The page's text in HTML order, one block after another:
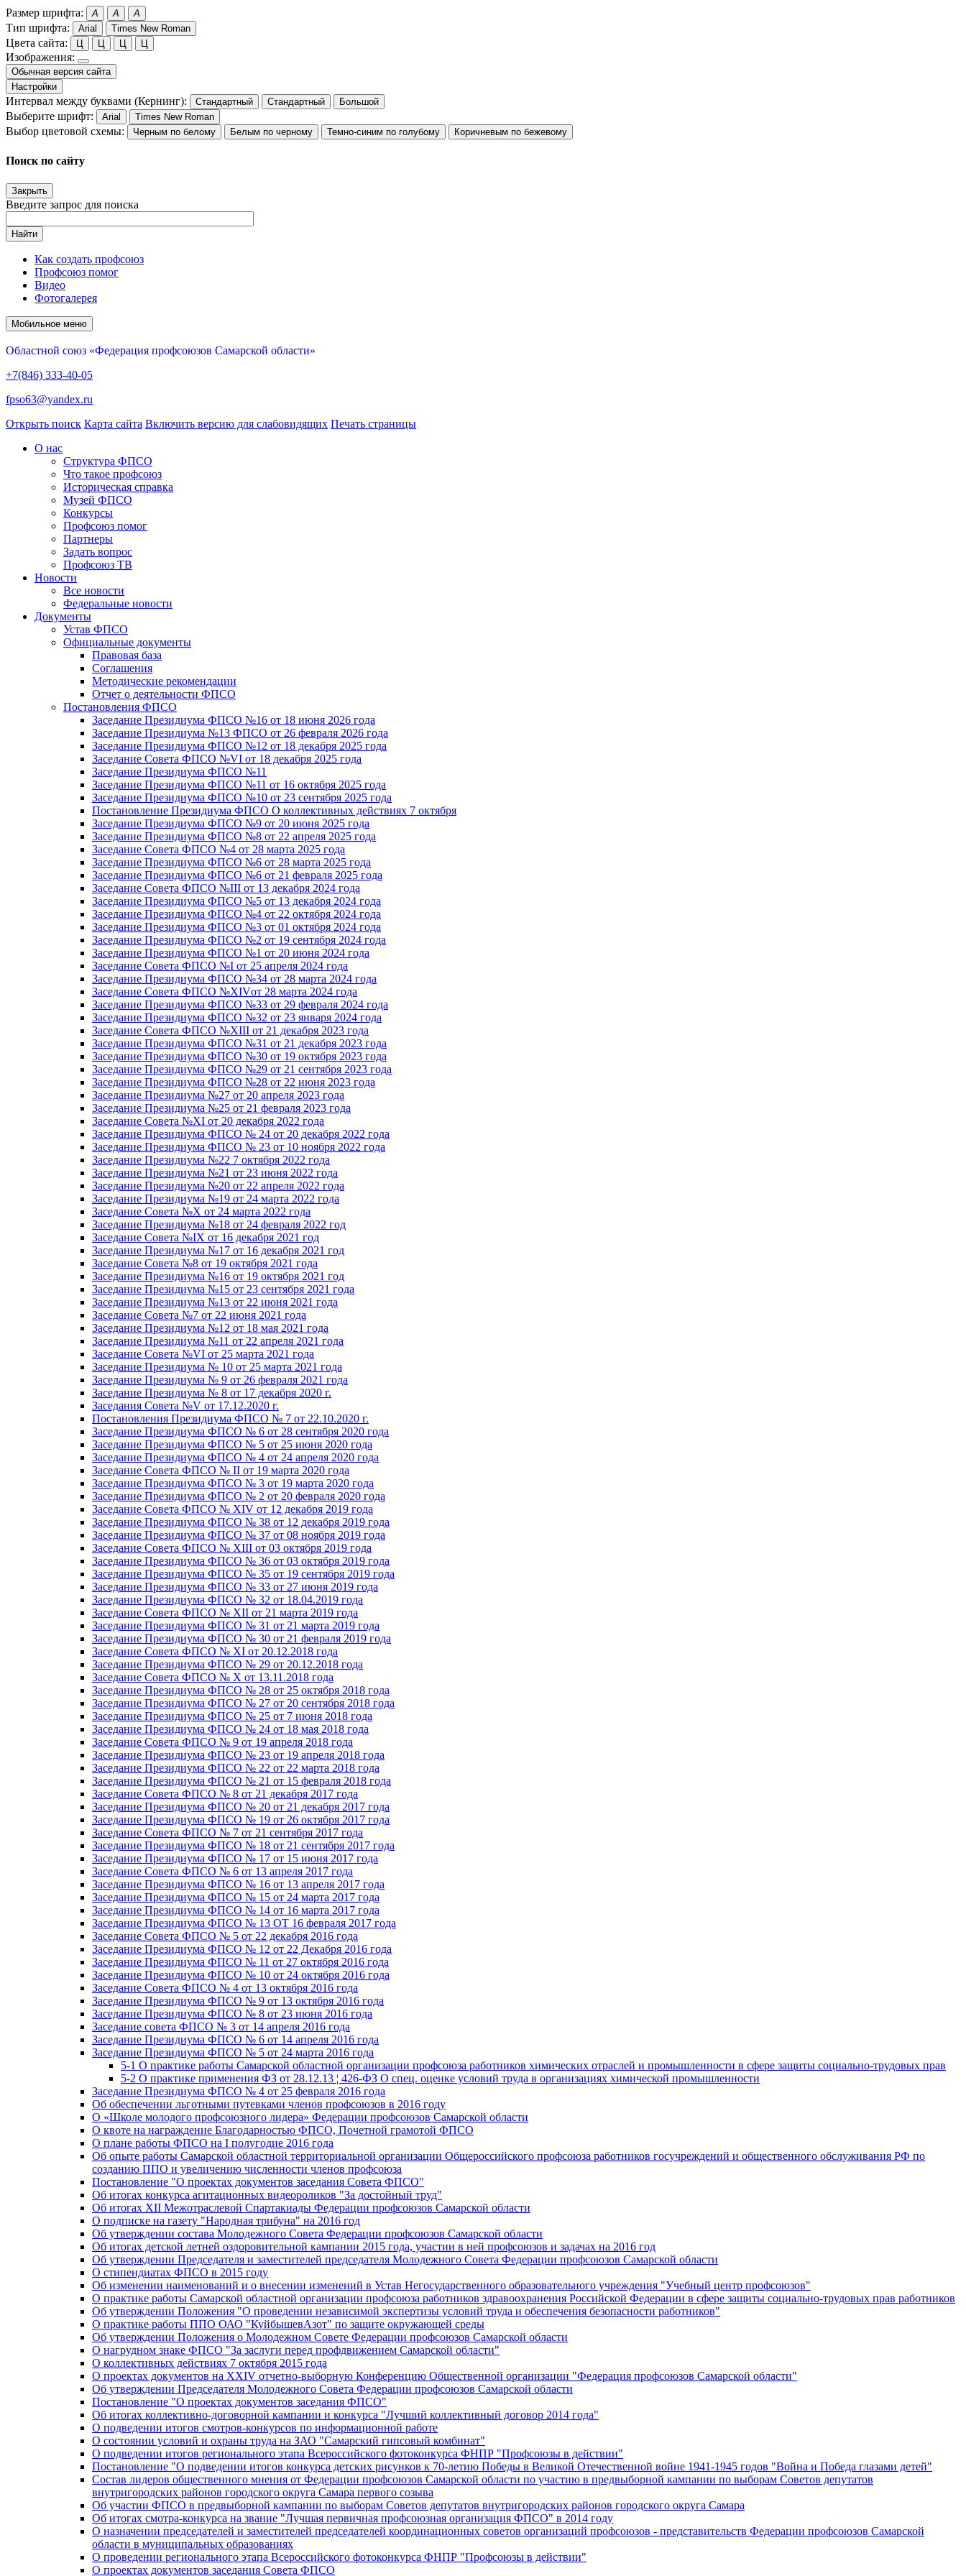
Размер шрифта: A A A
Тип шрифта: Arial Times New Roman
Цвета сайта: Ц Ц Ц Ц
Изображения:
Обычная версия сайта
Настройки
Интервал между буквами (Кернинг): Стандартный Стандартный Большой
Выберите шрифт: Arial Times New Roman
Выбор цветовой схемы: Черным по белому Белым по черному Темно-синим по голубому Коричневым по бежевому
Поиск по сайту
Закрыть
Введите запрос для поиска
Найти
Как создать профсоюз
Профсоюз помог
Видео
Фотогалерея
Мобильное меню
Областной союз «Федерация профсоюзов Самарской области»
+7(846) 333-40-05
fpso63@yandex.ru
Открыть поиск Карта сайта Включить версию для слабовидящих Печать страницы
О нас
Структура ФПСО
Что такое профсоюз
Историческая справка
Музей ФПСО
Конкурсы
Профсоюз помог
Партнеры
Задать вопрос
Профсоюз ТВ
Новости
Все новости
Федеральные новости
Документы
Устав ФПСО
Официальные документы
Правовая база
Соглашения
Методические рекомендации
Отчет о деятельности ФПСО
Постановления ФПСО
Заседание Президиума ФПСО №16 от 18 июня 2026 года
Заседание Президиума №13 ФПСО от 26 февраля 2026 года
Заседание Президиума ФПСО №12 от 18 декабря 2025 года
Заседание Совета ФПСО №VI от 18 декабря 2025 года
Заседание Президиума ФПСО №11
Заседание Президиума ФПСО №11 от 16 октября 2025 года
Заседание Президиума ФПСО №10 от 23 сентября 2025 года
Постановление Президиума ФПСО О коллективных действиях 7 октября
Заседание Президиума ФПСО №9 от 20 июня 2025 года
Заседание Президиума ФПСО №8 от 22 апреля 2025 года
Заседание Совета ФПСО №4 от 28 марта 2025 года
Заседание Президиума ФПСО №6 от 28 марта 2025 года
Заседание Президиума ФПСО №6 от 21 февраля 2025 года
Заседание Совета ФПСО №III от 13 декабря 2024 года
Заседание Президиума ФПСО №5 от 13 декабря 2024 года
Заседание Президиума ФПСО №4 от 22 октября 2024 года
Заседание Президиума ФПСО №3 от 01 октября 2024 года
Заседание Президиума ФПСО №2 от 19 сентября 2024 года
Заседание Президиума ФПСО №1 от 20 июня 2024 года
Заседание Совета ФПСО №I от 25 апреля 2024 года
Заседание Президиума ФПСО №34 от 28 марта 2024 года
Заседание Совета ФПСО №XIVот 28 марта 2024 года
Заседание Президиума ФПСО №33 от 29 февраля 2024 года
Заседание Президиума ФПСО №32 от 23 января 2024 года
Заседание Совета ФПСО №XIII от 21 декабря 2023 года
Заседание Президиума ФПСО №31 от 21 декабря 2023 года
Заседание Президиума ФПСО №30 от 19 октября 2023 года
Заседание Президиума ФПСО №29 от 21 сентября 2023 года
Заседание Президиума ФПСО №28 от 22 июня 2023 года
Заседание Президиума №27 от 20 апреля 2023 года
Заседание Президиума №25 от 21 февраля 2023 года
Заседание Совета №XI от 20 декабря 2022 года
Заседание Президиума ФПСО № 24 от 20 декабря 2022 года
Заседание Президиума ФПСО № 23 от 10 ноября 2022 года
Заседание Президиума №22 7 октября 2022 года
Заседание Президиума №21 от 23 июня 2022 года
Заседание Президиума №20 от 22 апреля 2022 года
Заседание Президиума №19 от 24 марта 2022 года
Заседание Совета №X от 24 марта 2022 года
Заседание Президиума №18 от 24 февраля 2022 год
Заседание Совета №IX от 16 декабря 2021 год
Заседание Президиума №17 от 16 декабря 2021 год
Заседание Совета №8 от 19 октября 2021 года
Заседание Президиума №16 от 19 октября 2021 год
Заседание Президиума №15 от 23 сентября 2021 года
Заседание Президиума №13 от 22 июня 2021 года
Заседание Совета №7 от 22 июня 2021 года
Заседание Президиума №12 от 18 мая 2021 года
Заседание Президиума №11 от 22 апреля 2021 года
Заседание Совета №VI от 25 марта 2021 года
Заседание Президиума № 10 от 25 марта 2021 года
Заседание Президиума № 9 от 26 февраля 2021 года
Заседание Президиума № 8 от 17 декабря 2020 г.
Заседания Совета №V от 17.12.2020 г.
Постановления Президиума ФПСО № 7 от 22.10.2020 г.
Заседание Президиума ФПСО № 6 от 28 сентября 2020 года
Заседание Президиума ФПСО № 5 от 25 июня 2020 года
Заседание Президиума ФПСО № 4 от 24 апреля 2020 года
Заседание Совета ФПСО № II от 19 марта 2020 года
Заседание Президиума ФПСО № 3 от 19 марта 2020 года
Заседание Президиума ФПСО № 2 от 20 февраля 2020 года
Заседание Совета ФПСО № XIV от 12 декабря 2019 года
Заседание Президиума ФПСО № 38 от 12 декабря 2019 года
Заседание Президиума ФПСО № 37 от 08 ноября 2019 года
Заседание Совета ФПСО № XIII от 03 октября 2019 года
Заседание Президиума ФПСО № 36 от 03 октября 2019 года
Заседание Президиума ФПСО № 35 от 19 сентября 2019 года
Заседание Президиума ФПСО № 33 от 27 июня 2019 года
Заседание Президиума ФПСО № 32 от 18.04.2019 года
Заседание Совета ФПСО № XII от 21 марта 2019 года
Заседание Президиума ФПСО № 31 от 21 марта 2019 года
Заседание Президиума ФПСО № 30 от 21 февраля 2019 года
Заседание Совета ФПСО № XI от 20.12.2018 года
Заседание Президиума ФПСО № 29 от 20.12.2018 года
Заседание Совета ФПСО № X от 13.11.2018 года
Заседание Президиума ФПСО № 28 от 25 октября 2018 года
Заседание Президиума ФПСО № 27 от 20 сентября 2018 года
Заседание Президиума ФПСО № 25 от 7 июня 2018 года
Заседание Президиума ФПСО № 24 от 18 мая 2018 года
Заседание Совета ФПСО № 9 от 19 апреля 2018 года
Заседание Президиума ФПСО № 23 от 19 апреля 2018 года
Заседание Президиума ФПСО № 22 от 22 марта 2018 года
Заседание Президиума ФПСО № 21 от 15 февраля 2018 года
Заседание Совета ФПСО № 8 от 21 декабря 2017 года
Заседание Президиума ФПСО № 20 от 21 декабря 2017 года
Заседание Президиума ФПСО № 19 от 26 октября 2017 года
Заседание Совета ФПСО № 7 от 21 сентября 2017 года
Заседание Президиума ФПСО № 18 от 21 сентября 2017 года
Заседание Президиума ФПСО № 17 от 15 июня 2017 года
Заседание Совета ФПСО № 6 от 13 апреля 2017 года
Заседание Президиума ФПСО № 16 от 13 апреля 2017 года
Заседание Президиума ФПСО № 15 от 24 марта 2017 года
Заседание Президиума ФПСО № 14 от 16 марта 2017 года
Заседание Президиума ФПСО № 13 ОТ 16 февраля 2017 года
Заседание Совета ФПСО № 5 от 22 декабря 2016 года
Заседание Президиума ФПСО № 12 от 22 Декабря 2016 года
Заседание Президиума ФПСО № 11 от 27 октября 2016 года
Заседание Президиума ФПСО № 10 от 24 октября 2016 года
Заседание Совета ФПСО № 4 от 13 октября 2016 года
Заседание Президиума ФПСО № 9 от 13 октября 2016 года
Заседание Президиума ФПСО № 8 от 23 июня 2016 года
Заседание совета ФПСО № 3 от 14 апреля 2016 года
Заседание Президиума ФПСО № 6 от 14 апреля 2016 года
Заседание Президиума ФПСО № 5 от 24 марта 2016 года
5-1 О практике работы Самарской областной организации профсоюза работников химических отраслей и промышленности в сфере защиты социально-трудовых прав
5-2 О практике применения ФЗ от 28.12.13 ¦ 426-ФЗ О спец. оценке условий труда в организациях химической промышленности
Заседание Президиума ФПСО № 4 от 25 февраля 2016 года
Об обеспечении льготными путевками членов профсоюзов в 2016 году
О «Школе молодого профсоюзного лидера» Федерации профсоюзов Самарской области
О квоте на награждение Благодарностью ФПСО, Почетной грамотой ФПСО
О плане работы ФПСО на I полугодие 2016 года
Об опыте работы Самарской областной территориальной организации Общероссийского профсоюза работников госучреждений и общественного обслуживания РФ по
созданию ППО и увеличению численности членов профсоюза
Постановление "О проектах документов заседания Совета ФПСО"
Об итогах конкурса агитационных видеороликов "За достойный труд"
Об итогах XII Межотраслевой Спартакиады Федерации профсоюзов Самарской области
О подписке на газету "Народная трибуна" на 2016 год
Об утверждении состава Молодежного Совета Федерации профсоюзов Самарской области
Об итогах детской летней оздоровительной кампании 2015 года, участии в ней профсоюзов и задачах на 2016 год
Об утверждении Председателя и заместителей председателя Молодежного Совета Федерации профсоюзов Самарской области
О стипендиатах ФПСО в 2015 году
Об изменении наименований и о внесении изменений в Устав Негосударственного образовательного учреждения "Учебный центр профсоюзов"
О практике работы Самарской областной организации профсоюза работников здравоохранения Российской Федерации в сфере защиты социально-трудовых прав работников
Об утверждении Положения "О проведении независимой экспертизы условий труда и обеспечения безопасности работников"
О практике работы ППО ОАО "КуйбышевАзот" по защите окружающей среды
Об утверждении Положения о Молодежном Совете Федерации профсоюзов Самарской области
О нагрудном знаке ФПСО "За заслуги перед профдвижением Самарской области"
О коллективных действиях 7 октября 2015 года
О проектах документов на XXIV отчетно-выборную Конференцию Общественной организации "Федерация профсоюзов Самарской области"
Об утверждении Председателя Молодежного Совета Федерации профсоюзов Самарской области
Постановление "О проектах документов заседания ФПСО"
Об итогах коллективно-договорной кампании и конкурса "Лучший коллективный договор 2014 года"
О подведении итогов смотров-конкурсов по информационной работе
О состоянии условий и охраны труда на ЗАО "Самарский гипсовый комбинат"
О подведении итогов регионального этапа Всероссийского фотоконкурса ФНПР "Профсоюзы в действии"
Постановление "О подведении итогов конкурса детских рисунков к 70-летию Победы в Великой Отечественной войне 1941-1945 годов "Война и Победа глазами детей"
Состав лидеров общественного мнения от Федерации профсоюзов Самарской области по участию в предвыборной кампании по выборам Советов депутатов
внутригородских районов городского округа Самара первого созыва
Об участии ФПСО в предвыборной кампании по выборам Советов депутатов внутригородских районов городского округа Самара
Об итогах смотра-конкурса на звание "Лучшая первичная профсоюзная организация ФПСО" в 2014 году
О назначении председателей и заместителей председателей координационных советов организаций профсоюзов - представительств Федерации профсоюзов Самарской
области в муниципальных образованиях
О проведении регионального этапа Всероссийского фотоконкурса ФНПР "Профсоюзы в действии"
О проектах документов заседания Совета ФПСО